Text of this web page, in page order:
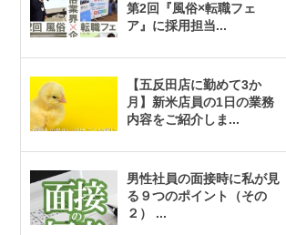
第2回『風俗×転職フェ
ア』に採用担当...
【五反田店に勤めて3か
月】新米店員の1日の業務
内容をご紹介しま ...
男性社員の面接時に私が見
る９つのポイント（その
２） ...